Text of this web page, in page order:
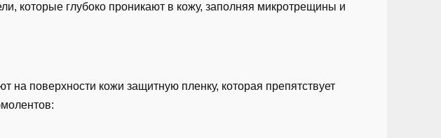
которые глубоко проникают в кожу, заполняя микротрещины и
поверхности кожи защитную пленку, которая препятствует